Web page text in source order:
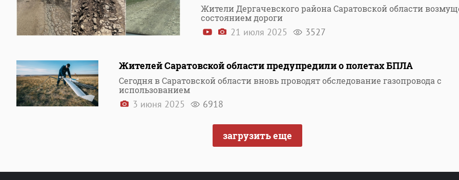
Жители Дергачевского района Саратовской области
состоянием дороги
21 июля 2025 3527
Жителей Саратовской области предупредили о полетах БПЛА
Сегодня в Саратовской области вновь проводят обследование газопровода с
использованием
3 июня 2025 6918
загрузить еще